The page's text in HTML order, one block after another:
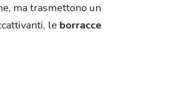
ma trasmettono un
le borracce